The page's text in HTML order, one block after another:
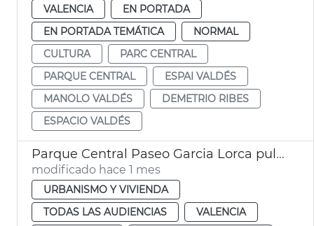
VALENCIA
EN PORTADA
EN PORTADA TEMÁTICA
NORMAL
CULTURA
PARC CENTRAL
PARQUE CENTRAL
ESPAI VALDÉS
MANOLO VALDÉS
DEMETRIO RIBES
ESPACIO VALDÉS
Parque Central Paseo Garcia Lorca pulmón verde València
modificado hace 1 mes
URBANISMO Y VIVIENDA
TODAS LAS AUDIENCIAS
VALENCIA